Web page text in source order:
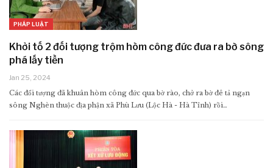
PHÁP LUẬT
Khởi tố 2 đối tượng trộm hòm công đức đưa ra bờ sông
phá lấy tiền
Jan 25, 2024
Các đối tượng đã khuân hòm công đức qua bờ rào, chở ra bờ đê tả ngạn
sông Nghèn thuộc địa phận xã Phù Lưu (Lộc Hà - Hà Tĩnh) rồi…